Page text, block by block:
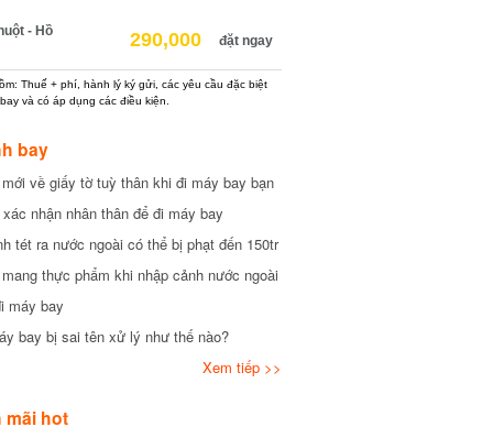
- Hồ
290,000 đặt ngay
Thuế + phí, hành lý ký gửi, các yêu cầu đặc biệt
và có áp dụng các điều kiện.
bay
về giấy tờ tuỳ thân khi đi máy bay bạn
nhận nhân thân để đi máy bay
tét ra nước ngoài có thể bị phạt đến 150tr
thực phẩm khi nhập cảnh nước ngoài
bay
bay bị sai tên xử lý như thế nào?
Xem tiếp >>
hot